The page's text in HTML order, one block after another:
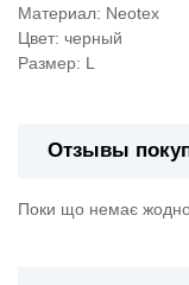
Материал: Neotex
Цвет: черный
Размер: L
Отзывы
Поки що немає